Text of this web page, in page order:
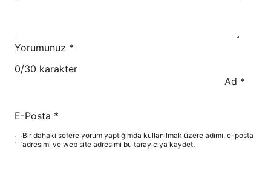
Yorumunuz *
0/30 karakter
Ad *
E-Posta *
Bir dahaki sefere yorum yaptığımda kullanılmak üzere adımı, e-posta
adresimi ve web site adresimi bu tarayıcıya kaydet.